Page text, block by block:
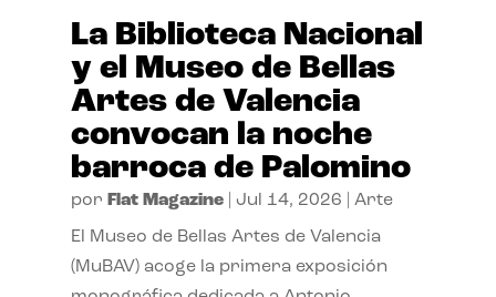
La Biblioteca Nacional
y el Museo de Bellas
Artes de Valencia
convocan la noche
barroca de Palomino
por Flat Magazine| Jul 14, 2026 Arte
El Museo de Bellas Artes de Valencia
(MuBAV) acoge la primera exposición